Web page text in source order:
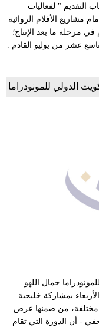
التقديم " لفعاليات
مشاريع الأفلام الروائية
في مرحلة ما بعد الإنتاج؛
عشر من يوليو القادم .
الدولي للمونودراما
جمال اللهو
بمشاركة خليجية
من ضمنها عرض
أن الدورة التي تقام